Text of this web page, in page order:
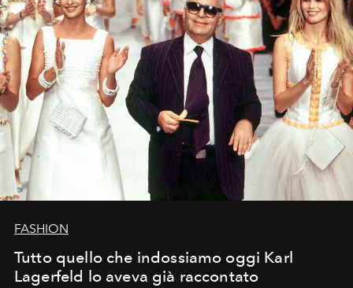
FASHION
Tutto quello che indossiamo oggi Karl
Lagerfeld lo aveva già raccontato